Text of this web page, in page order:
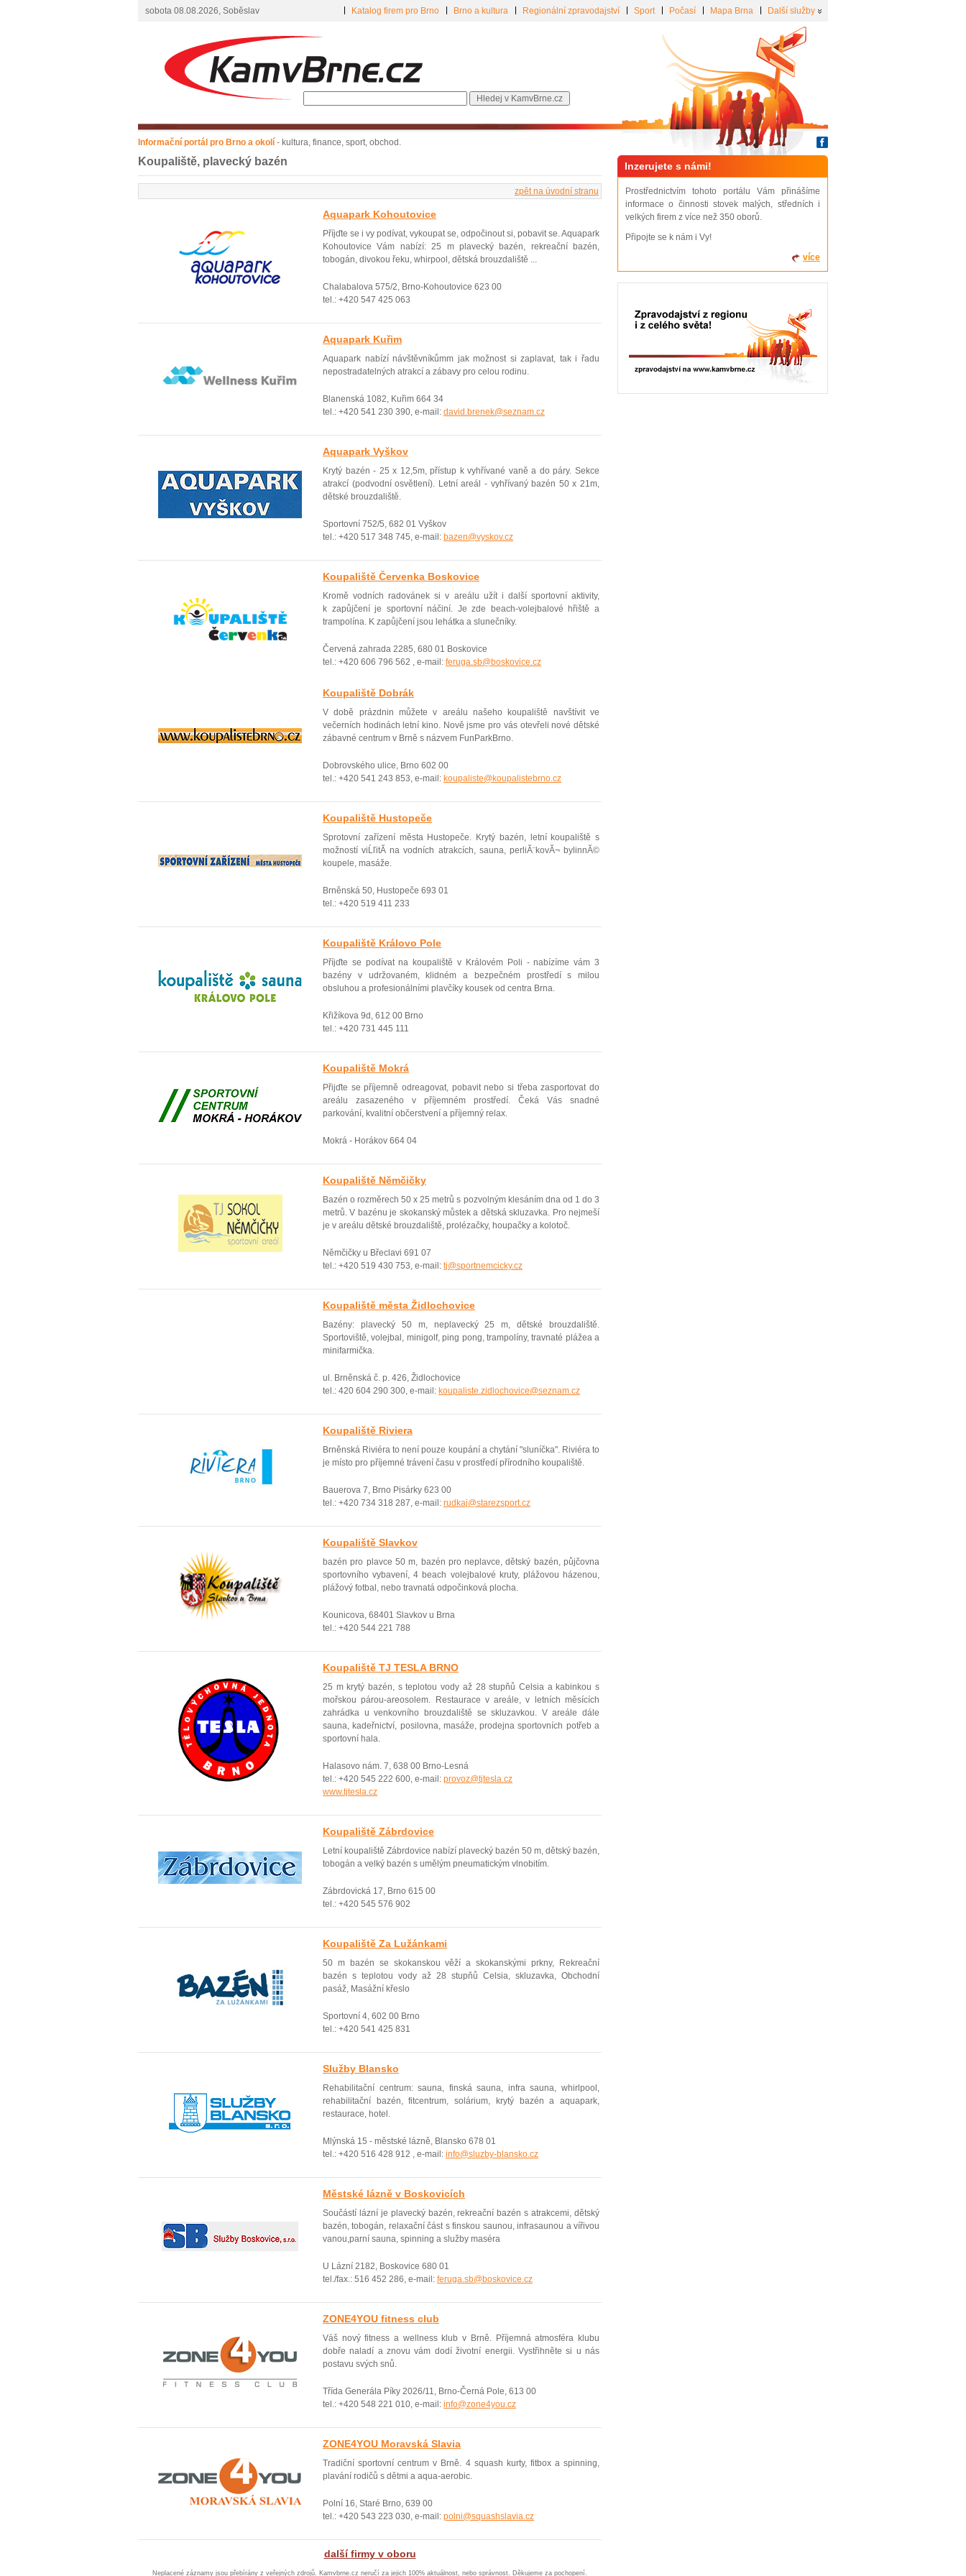
Informační portál pro Brno a okolí - kultura, finance, sport, obchod.
Další služby
Mapa Brna
Počasí
Sport
Regionální zpravodajství
Brno a kultura
Katalog firem pro Brno
sobota 08.08.2026, Soběslav
Koupaliště, plavecký bazén
zpět na úvodní­ stranu
Aquapark Kohoutovice
Příjďte se i vy podí­vat, vykoupat se, odpočinout si, pobavit se. Aquapark
Kohoutovice Vám nabízí: 25 m plavecký bazén, rekreační bazén,
tobogán, divokou řeku, whirpool, dětská brouzdaliště ...
Chalabalova 575/2, Brno-Kohoutovice 623 00
tel.: +420 547 425 063
Aquapark Kuřim
Aquapark nabízí­ návštěvníkůmm jak možnost si zaplavat, tak i řadu
nepostradatelných atrakcí­ a zábavy pro celou rodinu.
Blanenská 1082, Kuřim 664 34
tel.: +420 541 230 390, e-mail: david.brenek@seznam.cz
Aquapark Vyškov
Krytý bazén - 25 x 12,5m, pří­stup k vyhřívané vaně a do páry. Sekce
atrakcí (podvodní­ osvětlení). Letní­ areál - vyhří­vaný bazén 50 x 21m,
dětské brouzdaliště.
Sportovní 752/5, 682 01 Vyškov
tel.: +420 517 348 745, e-mail: bazen@vyskov.cz
Koupaliště Červenka Boskovice
Kromě vodní­ch radovánek si v areálu užít i další­ sportovní­ aktivity,
k zapůjčení­ je sportovní náčiní­. Je zde beach-volejbalové hřiště a
trampolína. K zapůjčení jsou lehátka a slunečníky.
Červená zahrada 2285, 680 01 Boskovice
tel.: +420 606 796 562 , e-mail: feruga.sb@boskovice.cz
Koupaliště Dobrák
V době prázdnin můžete v areálu našeho koupaliště navštívit ve
večerní­ch hodinách letní­ kino. Nově jsme pro vás otevřeli nové dětské
zábavné­ centrum v Brně s názvem FunParkBrno.
Dobrovského ulice, Brno 602 00
tel.: +420 541 243 853, e-mail: koupaliste@koupalistebrno.cz
Koupaliště Hustopeče
Sprotovní zařízení města Hustopeče. Krytý bazén, letní­ koupaliště s
možností­ viĹľitĂ­ na vodní­ch atrakcí­ch, sauna, perliĂ¨kovĂ¬ bylinnĂ©
koupele, masáže.
Brněnská 50, Hustopeče 693 01
tel.: +420 519 411 233
Koupaliště Královo Pole
Příjďte se podí­vat na koupaliště v Královém Poli - nabí­zí­me vám 3
bazény v udržovaném, klidném a bezpečném prostředí­ s milou
obsluhou a profesionální­mi plavčí­ky kousek od centra Brna.
Křižíkova 9d, 612 00 Brno
tel.: +420 731 445 111
Koupaliště Mokrá
Přijďte se příjemně odreagovat, pobavit nebo si třeba zasportovat do
areálu zasazeného v příjemném prostředí. Čeká Vás snadné
parkování, kvalitní občerstvení a příjemný relax.
Mokrá - Horákov 664 04
Koupaliště Němčičky
Bazén o rozměrech 50 x 25 metrů s pozvolným klesáním dna od 1 do 3
metrů. V bazénu je skokanský můstek a dětská skluzavka. Pro nejmeší
je v areálu dětské brouzdaliště, prolézačky, houpačky a kolotoč.
Němčičky u Břeclavi 691 07
tel.: +420 519 430 753, e-mail: tj@sportnemcicky.cz
Koupaliště města Židlochovice
Bazény: plavecký 50 m, neplavecký 25 m, dětské brouzdaliště.
Sportoviště, volejbal, minigolf, ping pong, trampolíny, travnaté plážea a
minifarmička.
ul. Brněnská č. p. 426, Židlochovice
tel.: 420 604 290 300, e-mail: koupaliste.zidlochovice@seznam.cz
Koupaliště Riviera
Brněnská Riviéra to není pouze koupání­ a chytání­ "sluníčka". Riviéra to
je mí­sto pro pří­jemné trávení času v prostředí­ pří­rodní­ho koupaliště.
Bauerova 7, Brno Pisárky 623 00
tel.: +420 734 318 287, e-mail: rudkaj@starezsport.cz
Koupaliště Slavkov
bazén pro plavce 50 m, bazén pro neplavce, dětský bazén, půjčovna
sportovního vybavení, 4 beach volejbalové kruty, plážovou házenou,
plážový fotbal, nebo travnatá odpočinková plocha.
Kounicova, 68401 Slavkov u Brna
tel.: +420 544 221 788
Koupaliště TJ TESLA BRNO
25 m krytý bazén, s teplotou vody až 28 stupňů Celsia a kabinkou s
mořskou párou-areosolem. Restaurace v areále, v letních měsících
zahrádka u venkovního brouzdaliště se skluzavkou. V areále dále
sauna, kadeřnictví, posilovna, masáže, prodejna sportovních potřeb a
sportovní hala.
Halasovo nám. 7, 638 00 Brno-Lesná
tel.: +420 545 222 600, e-mail: provoz@tjtesla.cz
www.tjtesla.cz
Koupaliště Zábrdovice
Letní koupaliště Zábrdovice nabí­zí­ plavecký bazén 50 m, dětský bazén,
tobogán a velký bazén s umělým pneumatickým vlnobití­m.
Zábrdovická 17, Brno 615 00
tel.: +420 545 576 902
Koupaliště Za Lužánkami
50 m bazén se skokanskou věží a skokanskými prkny, Rekreační
bazén s teplotou vody až 28 stupňů Celsia, skluzavka, Obchodní
pasáž, Masážní křeslo
Sportovní 4, 602 00 Brno
tel.: +420 541 425 831
Služby Blansko
Rehabilitační­ centrum: sauna, finská sauna, infra sauna, whirlpool,
rehabilitační­ bazén, fitcentrum, solárium, krytý bazén a aquapark,
restaurace, hotel.
Mlýnská 15 - městské lázně, Blansko 678 01
tel.: +420 516 428 912 , e-mail: info@sluzby-blansko.cz
Městské lázně v Boskovicích
Součástí lázní je plavecký bazén, rekreační bazén s atrakcemi, dětský
bazén, tobogán, relaxační část s finskou saunou, infrasaunou a vířivou
vanou,parní sauna, spinning a služby maséra
U Lázní 2182, Boskovice 680 01
tel./fax.: 516 452 286, e-mail: feruga.sb@boskovice.cz
ZONE4YOU fitness club
Váš nový fitness a wellness klub v Brně. Pří­jemná atmosféra klubu
dobře naladí­ a znovu vám dodí životní­ energii. Vystřihněte si u nás
postavu svých snů.
Třída Generála Píky 2026/11, Brno-Černá Pole, 613 00
tel.: +420 548 221 010, e-mail: info@zone4you.cz
ZONE4YOU Moravská Slavia
Tradiční sportovní centrum v Brně. 4 squash kurty, fitbox a spinning,
plavání­ rodičů s dětmi a aqua-aerobic.
Polní 16, Staré Brno, 639 00
tel.: +420 543 223 030, e-mail: polni@squashslavia.cz
další firmy v oboru
Neplacené záznamy jsou přebírány z veřejných zdrojů. Kamvbrne.cz neručí za jejich 100% aktuálnost, nebo správnost. Děkujeme za pochopení.
Inzerujete s námi!
Prostřednictvím tohoto portálu Vám přinášíme
informace o činnosti stovek malých, středních i
velkých firem z více než 350 oborů.
Připojte se k nám i Vy!
více